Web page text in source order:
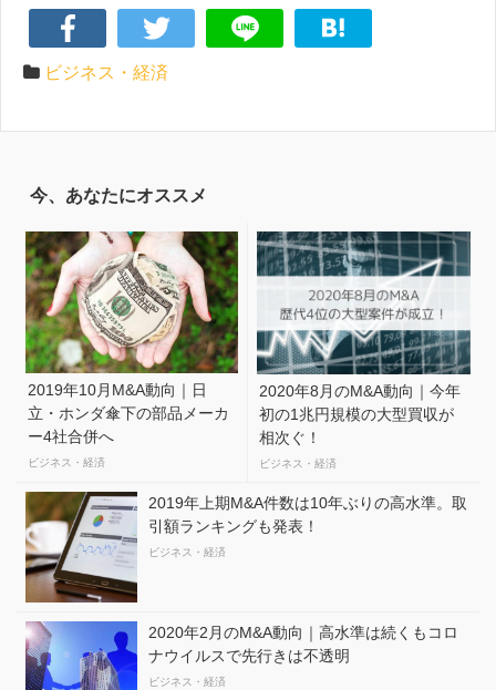
ビジネス・経済
今、あなたにオススメ
2019年10月M&A動向｜日
立・ホンダ傘下の部品メーカ
ー4社合併へ
ビジネス・経済
2020年8月のM&A動向｜今年
初の1兆円規模の大型買収が
相次ぐ！
ビジネス・経済
2019年上期M&A件数は10年ぶりの高水準。取
引額ランキングも発表！
ビジネス・経済
2020年2月のM&A動向｜高水準は続くもコロ
ナウイルスで先行きは不透明
ビジネス・経済